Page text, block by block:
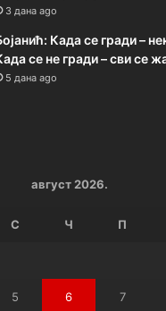
3 дана ago
Када се гради –
се не гради – сви се
5 дана ago
август 2026.
С Ч П
5 6 7